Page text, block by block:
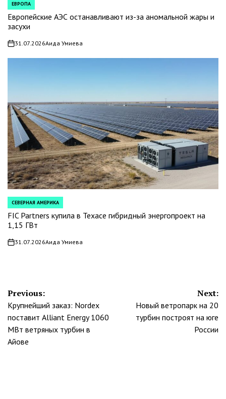
POSTED
IN
ЕВРОПА
Европейские АЭС останавливают из-за аномальной жары и
засухи
on31.07.2026Аида Умиева
POSTED
IN
СЕВЕРНАЯ АМЕРИКА
FIC Partners купила в Техасе гибридный энергопроект на
1,15 ГВт
on31.07.2026Аида Умиева
Навигация
по
записям
Previous:
Крупнейший заказ: Nordex
поставит Alliant Energy 1060
МВт ветряных турбин в
Айове
Next:
Новый ветропарк на 20
турбин построят на юге
России